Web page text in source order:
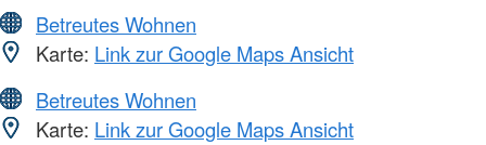
Betreutes Wohnen
Karte: Link zur Google Maps Ansicht
Betreutes Wohnen
Karte: Link zur Google Maps Ansicht